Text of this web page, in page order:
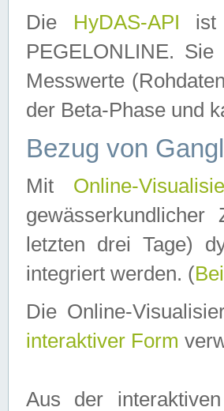
Die HyDAS-API ist
PEGELONLINE.
Messwerte
der Beta-Phase und
Bezug von
Mit Online-
letzten drei Tage)
integriert werden. (
Die Online-
interaktiver Form
Aus der